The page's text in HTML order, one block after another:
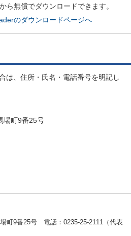
ら無償でダウンロードできます。
のダウンロードページへ
は、住所・氏名・電話番号を明記し
場町9番25号
町9番25号 電話：0235-25-2111（代表